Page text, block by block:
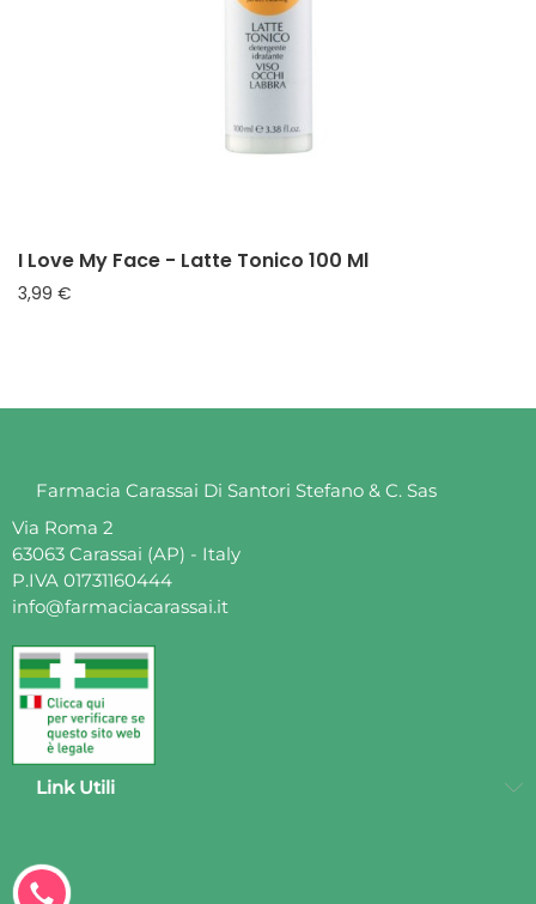
I Love My Face - Latte Tonico 100 Ml
3,99 €
Farmacia Carassai Di Santori Stefano & C. Sas
Via Roma 2
63063 Carassai (AP) - Italy
P.IVA 01731160444
info@farmaciacarassai.it
Link Utili